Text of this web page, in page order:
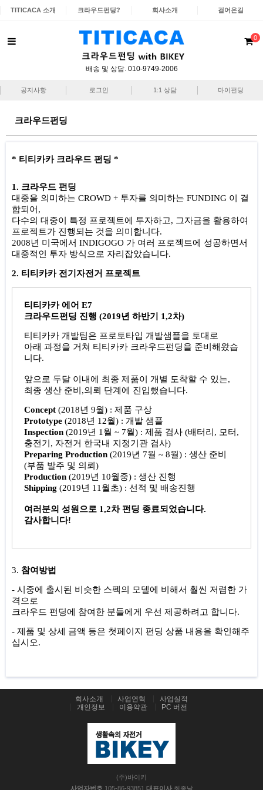
TITICACA 소개 크라우드펀딩? 회사소개 걸어온길
배송 및 상담. 010-9749-2006
0
공지사항 로그인 1:1 상담 마이펀딩
크라우드펀딩
* 티티카카 크라우드 펀딩 *
1. 크라우드 펀딩
대중을 의미하는 CROWD + 투자를 의미하는 FUNDING 이 결
합되어,
다수의 대중이 특정 프로젝트에 투자하고, 그자금을 활용하여
프로젝트가 진행되는 것을 의미합니다.
2008년 미국에서 INDIGOGO 가 여러 프로젝트에 성공하면서
대중적인 투자 방식으로 자리잡았습니다.
2. 티티카카 전기자전거 프로젝트
티티카카 에어 E7
크라우드펀딩 진행 (2019년 하반기 1,2차)
티티카카 개발팀은 프로토타입 개발샘플을 토대로
아래 과정을 거쳐 티티카카 크라우드펀딩을 준비해왔습
니다.
앞으로 두달 이내에 최종 제품이 개별 도착할 수 있는,
최종 생산 준비,의뢰 단계에 진입했습니다.
Concept (2018년 9월) : 제품 구상
Prototype (2018년 12월) : 개발 샘플
Inspection (2019년 1월 ~ 7월) : 제품 검사 (배터리, 모터,
충전기, 자전거 한국내 지정기관 검사)
Preparing Production (2019년 7월 ~ 8월) : 생산 준비
(부품 발주 및 의뢰)
Production (2019년 10월중) : 생산 진행
Shipping (2019년 11월초) : 선적 및 배송진행
여러분의 성원으로 1,2차 펀딩 종료되었습니다.
감사합니다!
3. 참여방법
- 시중에 출시된 비슷한 스펙의 모델에 비해서 훨씬 저렴한 가
격으로
크라우드 펀딩에 참여한 분들에게 우선 제공하려고 합니다.
- 제품 및 상세 금액 등은 첫페이지 펀딩 상품 내용을 확인해주
십시오.
회사소개 사업연혁
사업실적
개인정보
이용약관 PC 버전
(주)바이키
사업자번호 105-86-93851 대표이사최종남